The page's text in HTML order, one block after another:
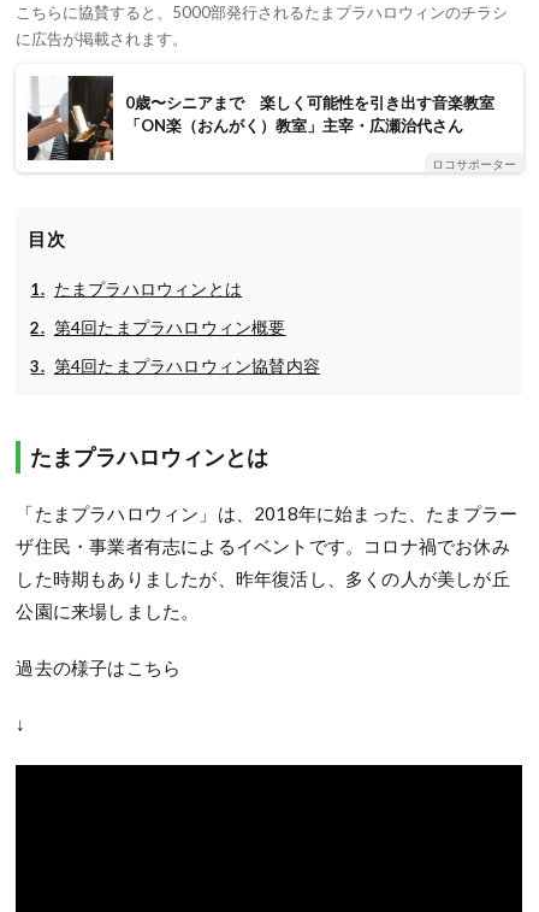
こちらに協賛すると、5000部発行されるたまプラハロウィンのチラシ
に広告が掲載されます。
0歳〜シニアまで 楽しく可能性を引き出す音楽教室
「ON楽（おんがく）教室」主宰・広瀬治代さん
ロコサポーター
目次
たまプラハロウィンとは
第4回たまプラハロウィン概要
第4回たまプラハロウィン協賛内容
たまプラハロウィンとは
「たまプラハロウィン」は、2018年に始まった、たまプラー
ザ住民・事業者有志によるイベントです。コロナ禍でお休み
した時期もありましたが、昨年復活し、多くの人が美しが丘
公園に来場しました。
過去の様子はこちら
↓